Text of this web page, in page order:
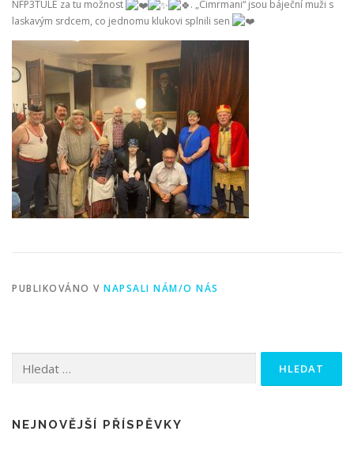
NFP3TULE za tu možnost
. „Cimrmani“ jsou báječní muži s
laskavým srdcem, co jednomu klukovi splnili sen
PUBLIKOVÁNO V NAPSALI NÁM/O NÁS
NEJNOVĚJŠÍ PŘÍSPĚVKY